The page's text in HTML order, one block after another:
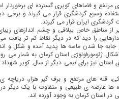
مرتفع و فضاهای كویریگسترده ای برخوردار
وسیع گردشگری قرار می گیرند و برخی
ایران قرار می گیرند.
از مناطق خاص ییلاقی و چشم اندازهای
را دید که در دیگر نقاط کم تر یافت
جابه جا شدن ماسه ها پدید آمده و شكل و
ژئومورفولوژی استان کرمان به شمار می
نیز برای نیمی دیگر از سال. کویر شهداد
قله های مرتفع و برف گیر هزار، دریاچه
عارضه ی طبیعی و متفاوت با یک دیگر در
استان کرمان به وجود آورده اند.